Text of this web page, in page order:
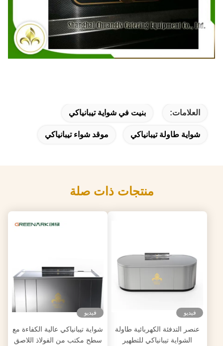
العلامات: بنيت في شواية تيبانياكي
شواية طاولة تيبانياكي موقد شواء تيبانياكي
منتجات ذات صلة
فيديو
عنصر التدفئة الكهربائية طاولة
الشواية تيبانياكي للتطهير
فيديو
شواية تيبانياكي عالية الكفاءة مع
سطح مكتب من الفولاذ اللاصق